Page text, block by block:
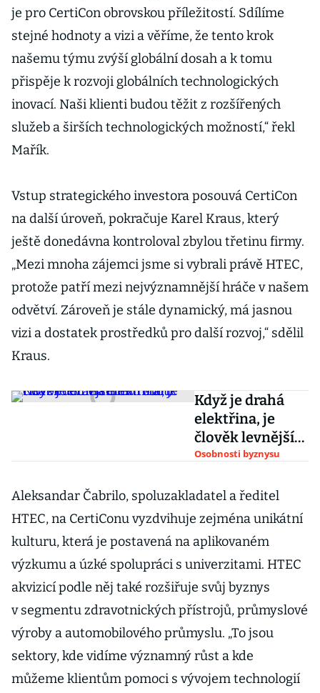
je pro CertiCon obrovskou příležitostí. Sdílíme
stejné hodnoty a vizi a věříme, že tento krok
našemu týmu zvýší globální dosah a k tomu
přispěje k rozvoji globálních technologických
inovací. Naši klienti budou těžit z rozšířených
služeb a širších technologických možností,“ řekl
Mařík.
Vstup strategického investora posouvá CertiCon
na další úroveň, pokračuje Karel Kraus, který
ještě donedávna kontroloval zbylou třetinu firmy.
„Mezi mnoha zájemci jsme si vybrali právě HTEC,
protože patří mezi nejvýznamnější hráče v našem
odvětví. Zároveň je stále dynamický, má jasnou
vizi a dostatek prostředků pro další rozvoj,“ sdělil
Kraus.
Když je drahá
elektřina, je
člověk levnější
než robot, říká
Mařík
Osobnosti byznysu
Aleksandar Čabrilo, spoluzakladatel a ředitel
HTEC, na CertiConu vyzdvihuje zejména unikátní
kulturu, která je postavená na aplikovaném
výzkumu a úzké spolupráci s univerzitami. HTEC
akvizicí podle něj také rozšiřuje svůj byznys
v segmentu zdravotnických přístrojů, průmyslové
výroby a automobilového průmyslu. „To jsou
sektory, kde vidíme významný růst a kde
můžeme klientům pomoci s vývojem technologií